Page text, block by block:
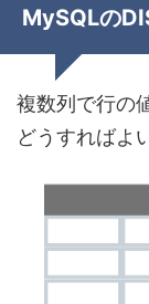
MySQLの
複数列で行の
どうすればよ